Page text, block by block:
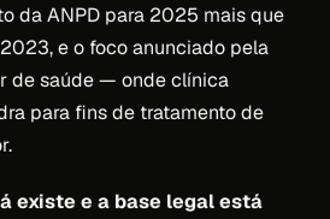
da ANPD para 2025 mais que
e o foco anunciado pela
de saúde — onde clínica
para fins de tratamento de
existe e a base legal está